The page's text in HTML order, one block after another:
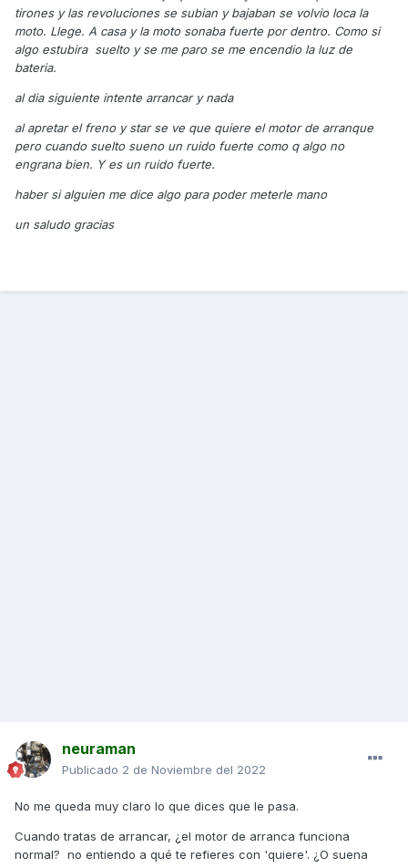
tirones y las revoluciones se subian y bajaban se volvio loca la
moto. Llege. A casa y la moto sonaba fuerte por dentro. Como si
algo estubira suelto y se me paro se me encendio la luz de
bateria.
al dia siguiente intente arrancar y nada
al apretar el freno y star se ve que quiere el motor de arranque
pero cuando suelto sueno un ruido fuerte como q algo no
engrana bien. Y es un ruido fuerte.
haber si alguien me dice algo para poder meterle mano
un saludo gracias
neuraman
Publicado 2 de Noviembre del 2022
No me queda muy claro lo que dices que le pasa.
Cuando tratas de arrancar, ¿el motor de arranca funciona
normal? no entiendo a qué te refieres con 'quiere'. ¿O suena